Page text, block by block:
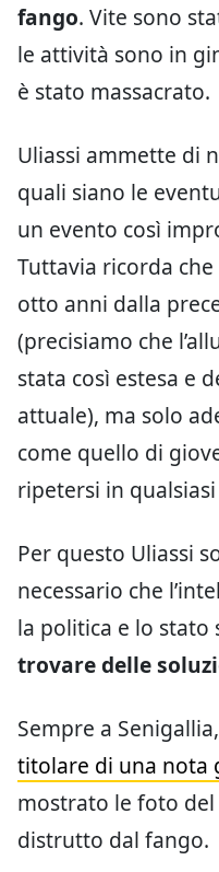
fango. Vite sono
le attività sono in
è stato massacrato.
Uliassi ammette di
quali siano le
un evento così
Tuttavia ricorda
otto anni dalla
(precisiamo che
stata così estesa e
attuale), ma solo
come quello di
ripetersi in
Per questo Uliassi
necessario che
la politica e lo
trovare delle
Sempre a
titolare di una nota
mostrato le foto
distrutto dal fango.